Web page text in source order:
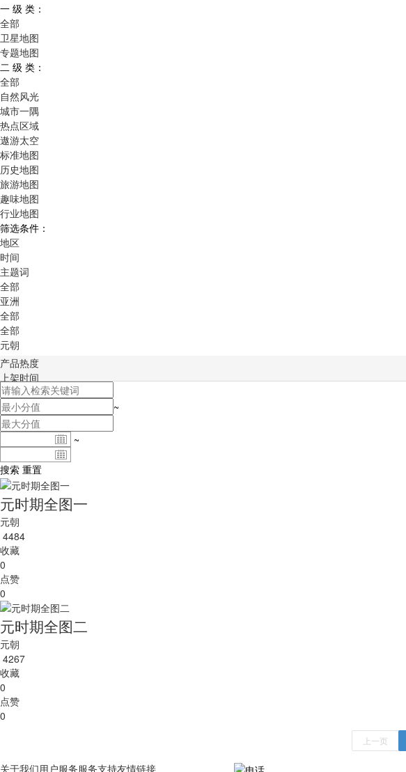
一 级 类：
全部
卫星地图
专题地图
二 级 类：
全部
自然风光
城市一隅
热点区域
遨游太空
标准地图
历史地图
旅游地图
趣味地图
行业地图
筛选条件：
地区
时间
主题词
全部
亚洲
全部
全部
元朝
产品热度
上架时间
积分排序
~
~
搜索 重置
元时期全图一
元朝
4484
收藏
0
点赞
0
元时期全图二
元朝
4267
收藏
0
点赞
0
上一页
关于我们用户服务服务支持友情链接